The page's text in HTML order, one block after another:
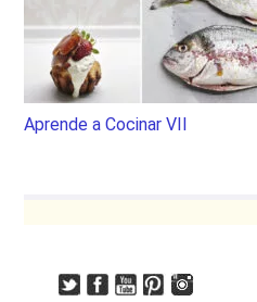
Aprende a Cocinar VII